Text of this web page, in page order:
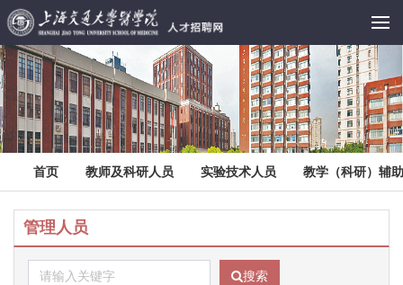
首页 教师及科研人员 实验技术人员 教学（科研）辅
管理人员
搜索